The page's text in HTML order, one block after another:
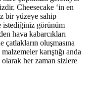
Cheesecake ‘in en
bir yüzeye sahip
istediğiniz görünüm
hava kabarcıkları
çatlakların oluşmasına
karıştığı anda
olarak her zaman sizlere